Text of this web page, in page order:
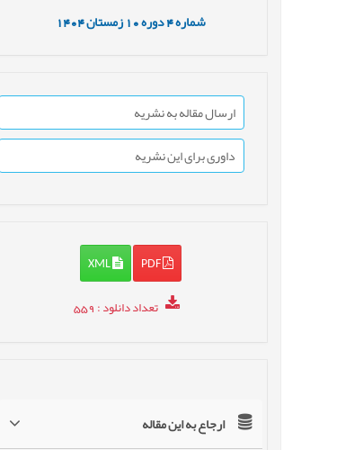
شماره4 دوره زمستان1404
ارسال مقاله به نشریه
داوری برای این نشریه
PDF
XML
تعداد دانلود: 559
ارجاع به این مقاله